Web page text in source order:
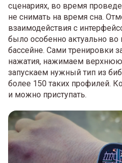
сценариях, во время
не снимать на время сна.
взаимодействия с
было особенно актуально во
бассейне. Сами тренировки
нажатия, нажимаем верхнюю
запускаем нужный тип из
более 150 таких профилей.
и можно приступать.